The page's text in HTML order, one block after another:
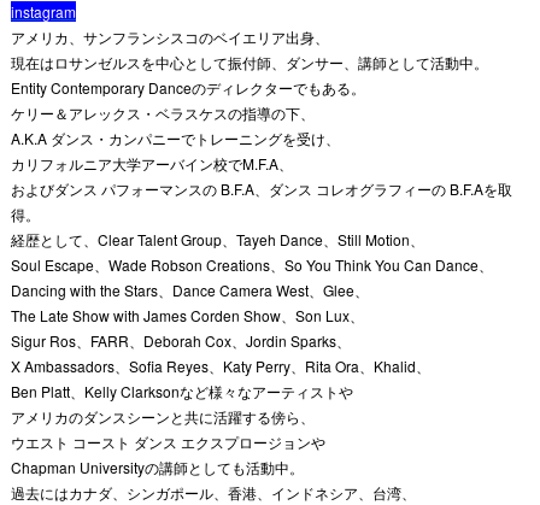
instagram
アメリカ、サンフランシスコのベイエリア出身、
現在はロサンゼルスを中心として振付師、ダンサー、講師として活動中。
Entity Contemporary Danceのディレクターでもある。
ケリー＆アレックス・ベラスケスの指導の下、
A.K.A ダンス・カンパニーでトレーニングを受け、
カリフォルニア大学アーバイン校でM.F.A、
およびダンス パフォーマンスの B.F.A、ダンス コレオグラフィーの B.F.Aを取
得。
経歴として、Clear Talent Group、Tayeh Dance、Still Motion、
Soul Escape、Wade Robson Creations、So You Think You Can Dance、
Dancing with the Stars、Dance Camera West、Glee、
The Late Show with James Corden Show、Son Lux、
Sigur Ros、FARR、Deborah Cox、Jordin Sparks、
X Ambassadors、Sofia Reyes、Katy Perry、Rita Ora、Khalid、
Ben Platt、Kelly Clarksonなど様々なアーティストや
アメリカのダンスシーンと共に活躍する傍ら、
ウエスト コースト ダンス エクスプロージョンや
Chapman Universityの講師としても活動中。
過去にはカナダ、シンガポール、香港、インドネシア、台湾、